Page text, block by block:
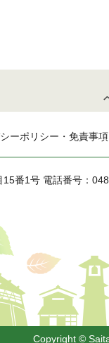
ーポリシー・免責事項
15番1号 電話番号：
Copyright ©